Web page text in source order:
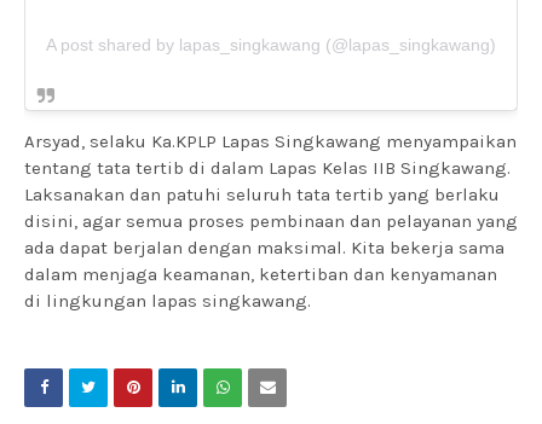
A post shared by lapas_singkawang (@lapas_singkawang)
Arsyad, selaku Ka.KPLP Lapas Singkawang menyampaikan
tentang tata tertib di dalam Lapas Kelas IIB Singkawang.
Laksanakan dan patuhi seluruh tata tertib yang berlaku
disini, agar semua proses pembinaan dan pelayanan yang
ada dapat berjalan dengan maksimal. Kita bekerja sama
dalam menjaga keamanan, ketertiban dan kenyamanan
di lingkungan lapas singkawang.